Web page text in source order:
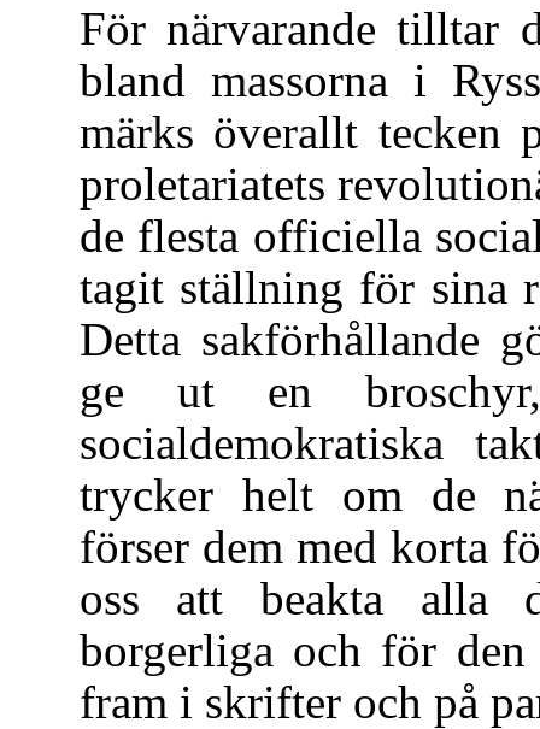
För närvarande tilltar
bland massorna i
märks överallt tecken
proletariatets
de flesta officiella
tagit ställning för sina
Detta sakförhållande
ge ut en
socialdemokratiska
trycker helt om de
förser dem med korta
oss att beakta alla
borgerliga och för
fram i skrifter och på